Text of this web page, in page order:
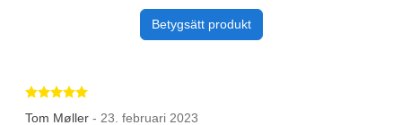
Betygsätt produkt
Betygsatt 5 av 5 stjärnor
Tom Møller - 23. februari 2023